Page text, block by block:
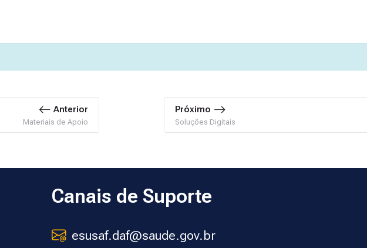
Anterior
Materiais de Apoio
Próximo
Soluções Digitais
Canais de Suporte
esusaf.daf@saude.gov.br